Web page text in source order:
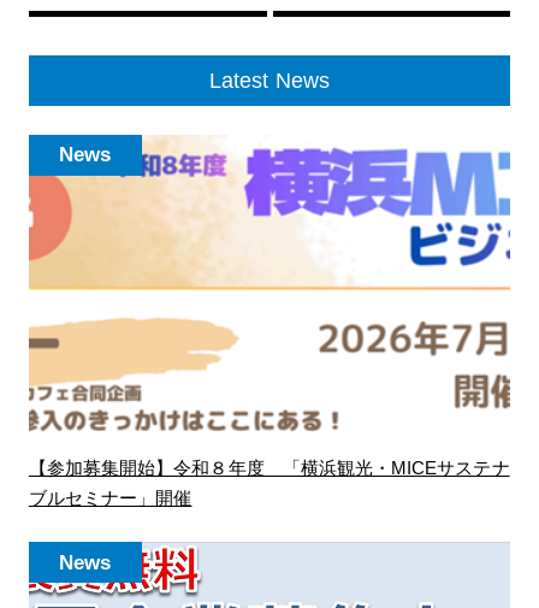
Latest News
News
【参加募集開始】令和８年度 「横浜観光・MICEサステナ
ブルセミナー」開催
News